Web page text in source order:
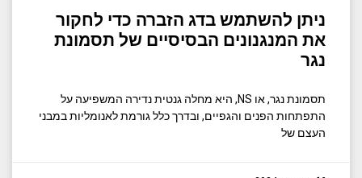
ניתן להשתמש בדג הזברה כדי לחקור
את המנגנונים הבסיסיים של תסמונת
נגר
תסמונת נגר, או NS, היא מחלה גנטית נדירה המשפיעה על
התפתחות הפנים והגפיים, ובדרך כלל גורמת לאנומליות במבני
העצם של